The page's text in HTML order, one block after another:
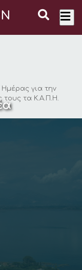
για την
τους τα Κ.Α.Π.Η.